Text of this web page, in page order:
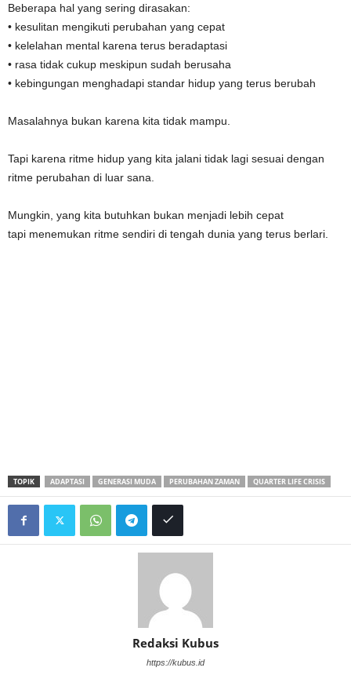
Beberapa hal yang sering dirasakan:
• kesulitan mengikuti perubahan yang cepat
• kelelahan mental karena terus beradaptasi
• rasa tidak cukup meskipun sudah berusaha
• kebingungan menghadapi standar hidup yang terus berubah
Masalahnya bukan karena kita tidak mampu.
Tapi karena ritme hidup yang kita jalani tidak lagi sesuai dengan
ritme perubahan di luar sana.
Mungkin, yang kita butuhkan bukan menjadi lebih cepat
tapi menemukan ritme sendiri di tengah dunia yang terus berlari.
TOPIK ADAPTASI GENERASI MUDA PERUBAHAN ZAMAN QUARTER LIFE CRISIS
Redaksi Kubus
https://kubus.id